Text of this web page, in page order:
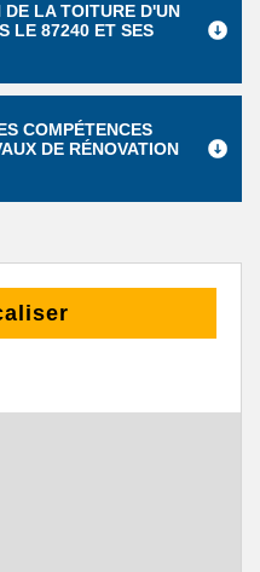
DE LA TOITURE D'UN
LE 87240 ET SES
COMPÉTENCES
DE RÉNOVATION